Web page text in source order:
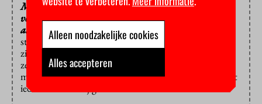
Moet je verschillende soorten studenten ook
verschillende soorten academische vaardigheden
aanleren?“Het gaat vooral om de manier waarop de
studenten ze verwerven. Voor honoursprogramma’s
zijn interdisciplinaire projecten erg belangrijk, waarin
ze over hun eigen vakgebied heen kijken. Zo vroeg
mogelijk onderzoek doen hoort er ook bij. Daar is niet
iedere student bij gebaat.”
Alleen noodzakelijke cookies
Alles accepteren